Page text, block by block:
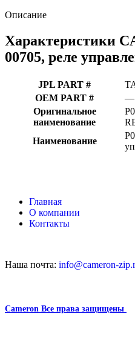
Описание
Характеристики
00705, реле
JPL PART #
OEM PART #
—
Оригинальное
наименование
Наименование
Главная
О компании
Контакты
Наша почта: info@cameron-
Cameron Все права защищены